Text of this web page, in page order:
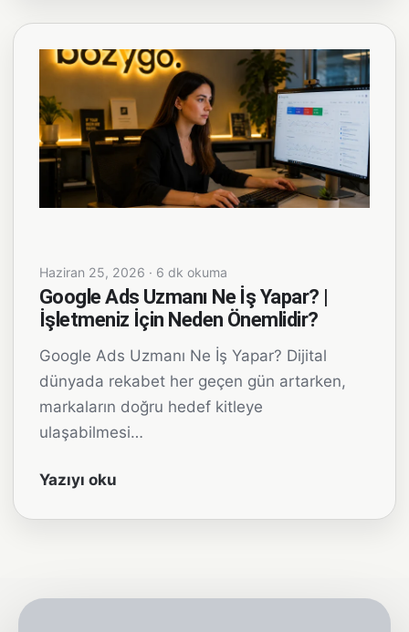
Haziran 25, 2026 · 6 dk okuma
Google Ads Uzmanı Ne İş Yapar? |
İşletmeniz İçin Neden Önemlidir?
Google Ads Uzmanı Ne İş Yapar? Dijital
dünyada rekabet her geçen gün artarken,
markaların doğru hedef kitleye
ulaşabilmesi…
Yazıyı oku